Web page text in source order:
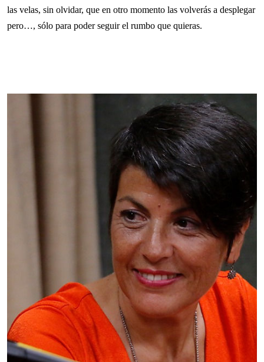
las velas, sin olvidar, que en otro momento las volverás a desplegar
pero…, sólo para poder seguir el rumbo que quieras.